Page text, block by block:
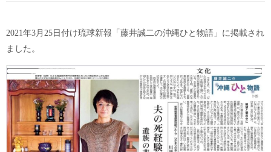
2021年3月25日付け琉球新報「藤井誠二の沖縄ひと物語」に掲載され
ました。